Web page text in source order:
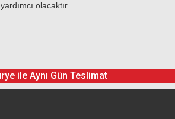
olacaktır.
ile Aynı Gün Teslimat